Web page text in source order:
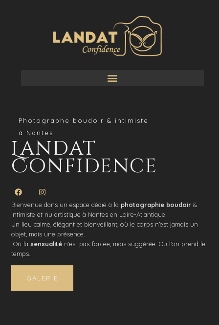
Photographe boudoir & intimiste
à Nantes
Landat
Confidence
Bienvenue dans un espace dédié à la photographie boudoir&
intimiste et nu artistique à Nantes en Loire-Atlantique.
Un lieu calme, élégant et bienveillant, où le corps n’est jamais un
objet, mais une présence.
Où la sensualitén’est pas forcée, mais suggérée. Où l’on prend le
temps.
GALERIE